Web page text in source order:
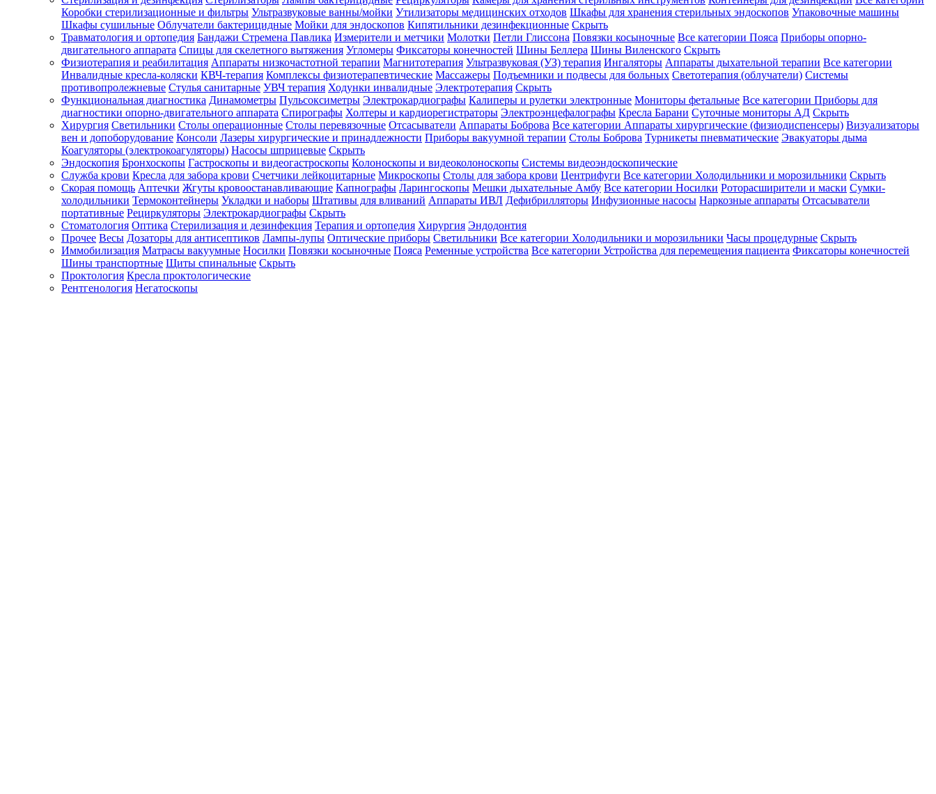
Зарегистрироваться
Зачем
регистрироваться?
Все
покупки
в
одном
месте
Личный
менеджер
Отслеживание
статуса
заказа
Коробки стерилизационные и фильтры Ультразвуковые ванны/мойки Утилизаторы медицинских отходов Шкафы для хранения стерильных эндоскопов Упаковочные машины
Шкафы сушильные Облучатели бактерицидные Мойки для эндоскопов Кипятильники дезинфекционные Скрыть
Травматология и ортопедия Бандажи Стремена Павлика Измерители и метчики Молотки Петли Глиссона Повязки косыночные Все категории Пояса Приборы опорно-
двигательного аппарата Спицы для скелетного вытяжения Угломеры Фиксаторы конечностей Шины Беллера Шины Виленского Скрыть
Физиотерапия и реабилитация Аппараты низкочастотной терапии Магнитотерапия Ультразвуковая (УЗ) терапия Ингаляторы Аппараты дыхательной терапии Все категории
Инвалидные кресла-коляски КВЧ-терапия Комплексы физиотерапевтические Массажеры Подъемники и подвесы для больных Светотерапия (облучатели) Системы
противопролежневые Стулья санитарные УВЧ терапия Ходунки инвалидные Электротерапия Скрыть
Функциональная диагностика Динамометры Пульсоксиметры Электрокардиографы Калиперы и рулетки электронные Мониторы фетальные Все категории Приборы для
диагностики опорно-двигательного аппарата Спирографы Холтеры и кардиорегистраторы Электроэнцефалографы Кресла Барани Суточные мониторы АД Скрыть
Хирургия Светильники Столы операционные Столы перевязочные Отсасыватели Аппараты Боброва Все категории Аппараты хирургические (физиодиспенсеры) Визуализаторы
вен и допоборудование Консоли Лазеры хирургические и принадлежности Приборы вакуумной терапии Столы Боброва Турникеты пневматические Эвакуаторы дыма
Коагуляторы (электрокоагуляторы) Насосы шприцевые Скрыть
Эндоскопия Бронхоскопы Гастроскопы и видеогастроскопы Колоноскопы и видеоколоноскопы Системы видеоэндоскопические
Служба крови Кресла для забора крови Счетчики лейкоцитарные Микроскопы Столы для забора крови Центрифуги Все категории Холодильники и морозильники Скрыть
Скорая помощь Аптечки Жгуты кровоостанавливающие Капнографы Ларингоскопы Мешки дыхательные Амбу Все категории Носилки Роторасширители и маски Сумки-
холодильники Термоконтейнеры Укладки и наборы Штативы для вливаний Аппараты ИВЛ Дефибрилляторы Инфузионные насосы Наркозные аппараты Отсасыватели
портативные Рециркуляторы Электрокардиографы Скрыть
Стоматология Оптика Стерилизация и дезинфекция Терапия и ортопедия Хирургия Эндодонтия
Прочее Весы Дозаторы для антисептиков Лампы-лупы Оптические приборы Светильники Все категории Холодильники и морозильники Часы процедурные Скрыть
Иммобилизация Матрасы вакуумные Носилки Повязки косыночные Пояса Ременные устройства Все категории Устройства для перемещения пациента Фиксаторы конечностей
Шины транспортные Щиты спинальные Скрыть
Проктология Кресла проктологические
Рентгенология Негатоскопы